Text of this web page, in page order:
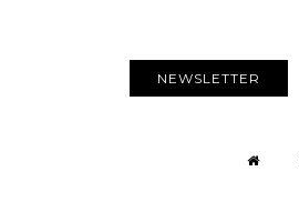
NEWSLETTER